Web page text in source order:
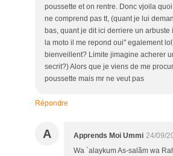
poussette et on rentre. Donc vjoila
ne comprend pas tt, (quant je lui
bas, quant je dit ici derriere un arbuste
la moto il me repond oui" egalement
bienveillent? Limite jimagine acherer
secrit?) Alors que je viens de me
poussette mais mr ne veut pas
Répondre
A Apprends Moi Ummi 24/09/
Wa `alaykum As-salãm wa